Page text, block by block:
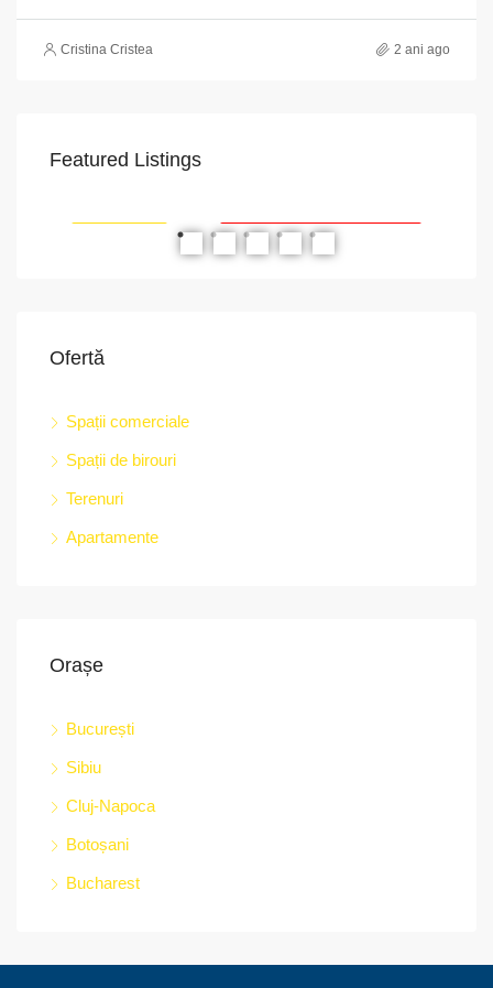
Cristina Cristea 2 ani ago
Featured Listings
PROPRIETATEA A FOST ÎNCHIRIATĂ
Ofertă
Spații comerciale
Spații de birouri
Terenuri
Apartamente
Orașe
București
Sibiu
Cluj-Napoca
Botoșani
Bucharest